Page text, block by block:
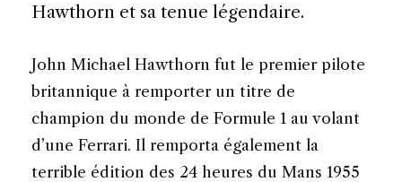
Hawthorn et sa tenue légendaire.
John Michael Hawthorn fut le premier pilote
britannique à remporter un titre de
champion du monde de Formule 1 au volant
d’une Ferrari. Il remporta également la
terrible édition des 24 heures du Mans 1955